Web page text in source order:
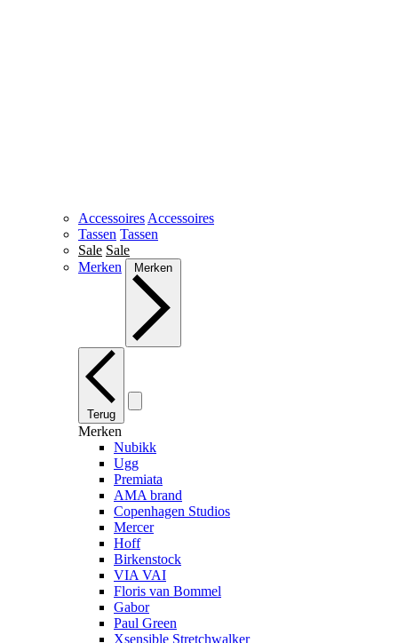
Accessoires Accessoires
Tassen Tassen
Sale Sale
Merken
Merken
Terug
Merken
Nubikk
Ugg
Premiata
AMA brand
Copenhagen Studios
Mercer
Hoff
Birkenstock
VIA VAI
Floris van Bommel
Gabor
Paul Green
Xsensible Stretchwalker